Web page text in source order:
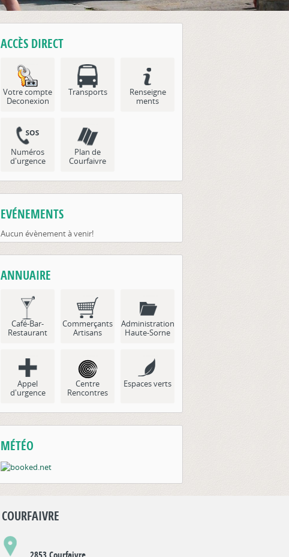
ACCÈS DIRECT
Votre compte
Deconexion
Transports
Renseigne
ments
Numéros
d'urgence
Plan de
Courfaivre
EVÉNEMENTS
Aucun évènement à venir!
ANNUAIRE
Café-Bar-
Restaurant
Commerçants
Artisans
Administration
Haute-Sorne
Appel
d'urgence
Centre
Rencontres
Espaces verts
MÉTÉO
COURFAIVRE